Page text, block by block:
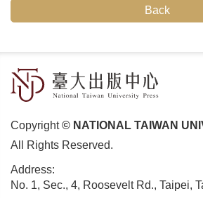
Back
Copyright© NATIONAL TAIWAN
All Rights Reserved.
Address:
No. 1, Sec., 4, Roosevelt Rd., Taipei,